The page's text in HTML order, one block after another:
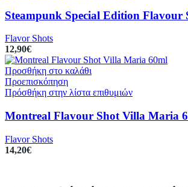
Steampunk Special Edition Flavour
Flavor Shots
12,90€
Προσθήκη στο καλάθι
Προεπισκόπηση
Πρόσθήκη στην λίστα επιθυμιών
Montreal Flavour Shot Villa Maria
Flavor Shots
14,20€